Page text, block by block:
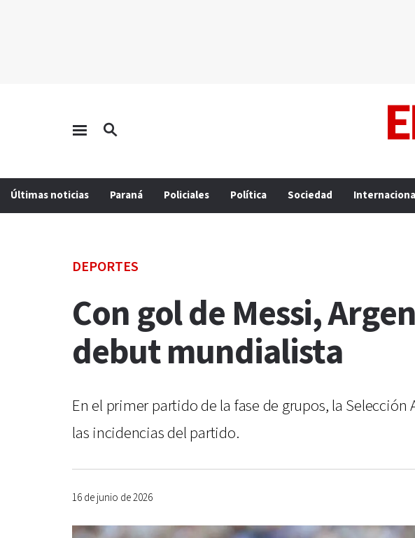
Últimas noticias Paraná Policiales Política Sociedad
DEPORTES
Con gol de Messi,
debut mundialista
En el primer partido de la fase de grupos, la
las incidencias del partido.
16 de junio de 2026